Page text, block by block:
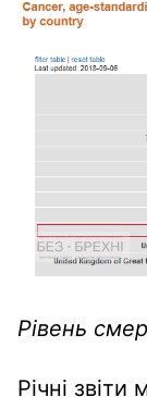
Рівень
Річні